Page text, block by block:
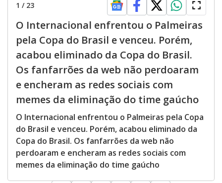
1 / 23
O Internacional enfrentou o Palmeiras
pela Copa do Brasil e venceu. Porém,
acabou eliminado da Copa do Brasil.
Os fanfarrões da web não perdoaram
e encheram as redes sociais com
memes da eliminação do time gaúcho
O Internacional enfrentou o Palmeiras pela Copa
do Brasil e venceu. Porém, acabou eliminado da
Copa do Brasil. Os fanfarrões da web não
perdoaram e encheram as redes sociais com
memes da eliminação do time gaúcho